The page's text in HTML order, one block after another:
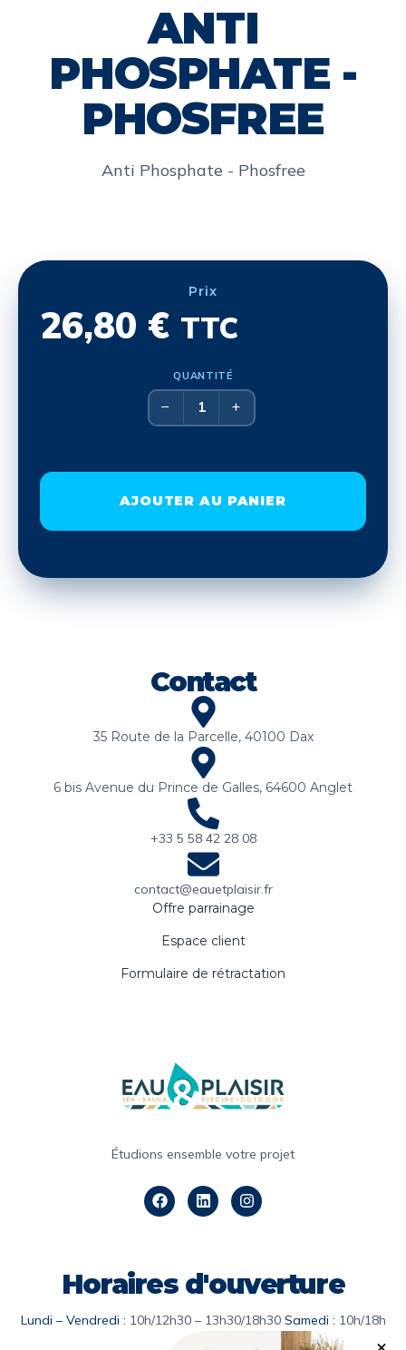
ANTI
PHOSPHATE -
PHOSFREE
Anti Phosphate - Phosfree
Prix
26,80 € TTC
QUANTITÉ
− +
AJOUTER AU PANIER
Contact
35 Route de la Parcelle, 40100 Dax
6 bis Avenue du Prince de Galles, 64600 Anglet
+33 5 58 42 28 08
contact@eauetplaisir.fr
Offre parrainage
Espace client
Formulaire de rétractation
Étudions ensemble votre projet
Horaires d'ouverture
Lundi – Vendredi : 10h/12h30 – 13h30/18h30 Samedi : 10h/18h